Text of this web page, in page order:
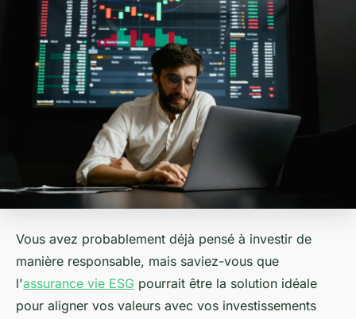
Vous avez probablement déjà pensé à investir de
manière responsable, mais saviez-vous que
l'assurance vie ESG pourrait être la solution idéale
pour aligner vos valeurs avec vos investissements